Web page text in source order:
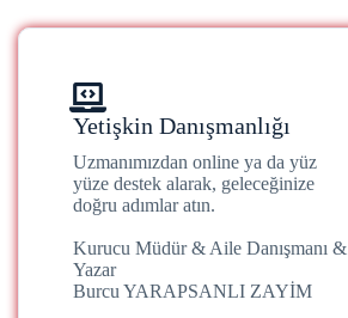
Yetişkin Danışmanlığı
Uzmanımızdan online ya da yüz
yüze destek alarak, geleceğinize
doğru adımlar atın.
Kurucu Müdür & Aile Danışmanı &
Yazar
Burcu YARAPSANLI ZAYİM